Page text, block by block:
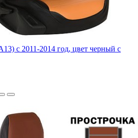
c 2011-2014 год, цвет черный с